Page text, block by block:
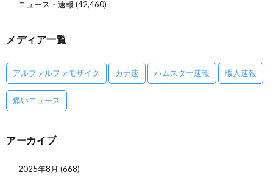
ニュース・速報 (42,460)
メディア一覧
アルファルファモザイク カナ速 ハムスター速報 暇人速報
痛いニュース
アーカイブ
2025年8月 (668)